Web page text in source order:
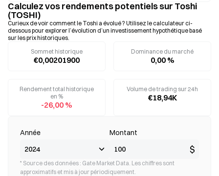
Calculez vos rendements potentiels sur Toshi
(TOSHI)
Curieux de voir comment le Toshi a évolué ? Utilisez le calculateur ci-
dessous pour explorer l’évolution d’un investissement hypothétique basé
sur les prix historiques.
Sommet historique
€0,00201900
Dominance du marché
0,00 %
Rendement total historique
en %
-26,00 %
Volume de trading sur 24h
€18,94K
Année Montant
$
* Source des données : Gate Market Data. Les chiffres sont
approximatifs et mis à jour périodiquement.